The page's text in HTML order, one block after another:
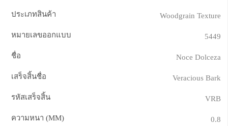
ประเภทสินค้า Woodgrain Texture
หมายเลขออกแบบ 5449
ชื่อ Noce Dolceza
เสร็จสิ้นชื่อ Veracious Bark
รหัสเสร็จสิ้น VRB
ความหนา (MM) 0.8